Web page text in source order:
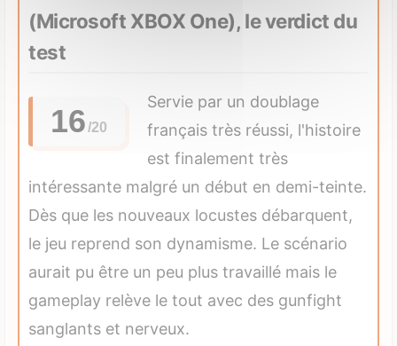
(Microsoft XBOX One), le verdict du
test
16
Servie par un doublage
français très réussi, l'histoire
est finalement très
intéressante malgré un début en demi-teinte.
Dès que les nouveaux locustes débarquent,
le jeu reprend son dynamisme. Le scénario
aurait pu être un peu plus travaillé mais le
gameplay relève le tout avec des gunfight
sanglants et nerveux.